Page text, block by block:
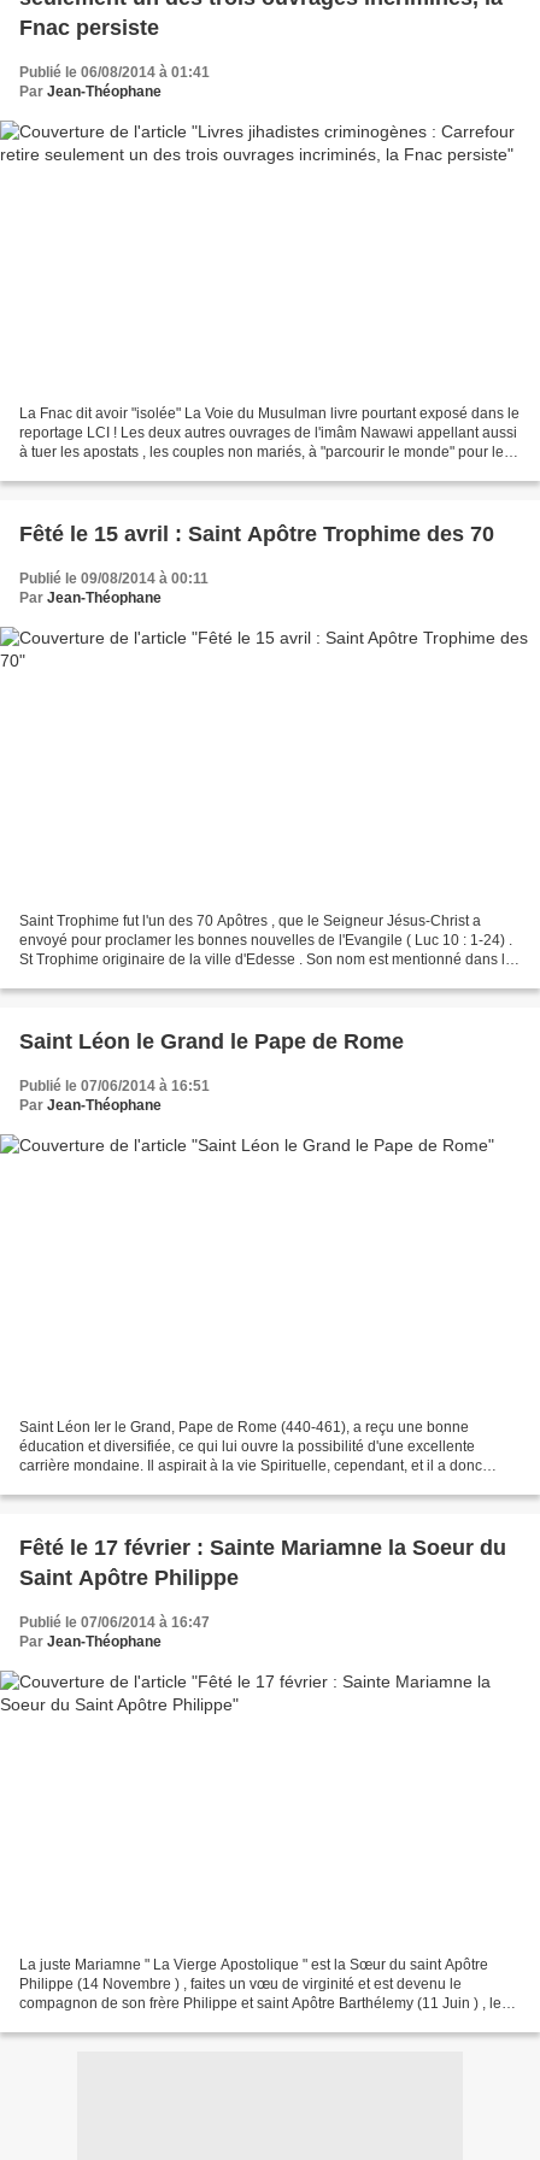
Fnac persiste
Publié le 06/08/2014 à 01:41
Par Jean-Théophane
La Fnac dit avoir "isolée" La Voie du Musulman livre pourtant exposé dans le
reportage LCI ! Les deux autres ouvrages de l'imâm Nawawi appellant aussi
à tuer les apostats , les couples non mariés, à "parcourir le monde" pour le
Fêté le 15 avril : Saint Apôtre Trophime des 70
Publié le 09/08/2014 à 00:11
Par Jean-Théophane
Saint Trophime fut l'un des 70 Apôtres , que le Seigneur Jésus-Christ a
envoyé pour proclamer les bonnes nouvelles de l'Evangile ( Luc 10 : 1-24) .
St Trophime originaire de la ville d'Edesse . Son nom est mentionné dans les
Saint Léon le Grand le Pape de Rome
Publié le 07/06/2014 à 16:51
Par Jean-Théophane
Saint Léon Ier le Grand, Pape de Rome (440-461), a reçu une bonne
éducation et diversifiée, ce qui lui ouvre la possibilité d'une excellente
carrière mondaine. Il aspirait à la vie Spirituelle, cependant, et il a donc
Fêté le 17 février : Sainte Mariamne la Soeur du
Saint Apôtre Philippe
Publié le 07/06/2014 à 16:47
Par Jean-Théophane
La juste Mariamne " La Vierge Apostolique " est la Sœur du saint Apôtre
Philippe (14 Novembre ) , faites un vœu de virginité et est devenu le
compagnon de son frère Philippe et saint Apôtre Barthélemy (11 Juin ) , les